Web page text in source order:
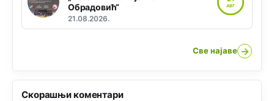
Обрадовић“
21.08.2026.
АВГ
Све најаве →
Скорашњи коментари